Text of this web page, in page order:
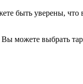
быть уверены, что
выбрать